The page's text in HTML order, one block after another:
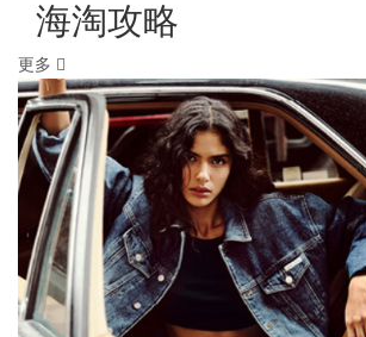
海淘攻略
更多